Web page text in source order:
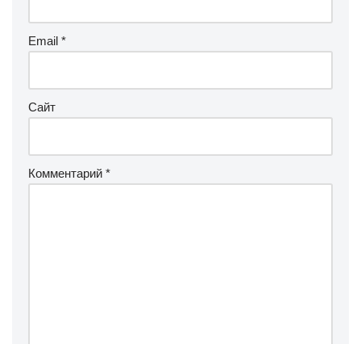
Email *
Сайт
Комментарий *